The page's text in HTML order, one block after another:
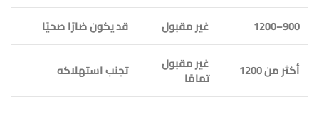
900–1200 غير مقبول قد يكون ضارًا صحيًا
أكثر من 1200 غير مقبول
تمامًا تجنب استهلاكه